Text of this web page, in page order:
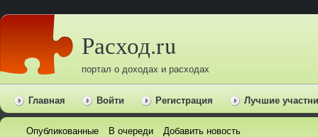
Расход.ru
портал о доходах и расходах
Главная Войти Регистрация Лучшие
Опубликованные В очереди Добавить новость